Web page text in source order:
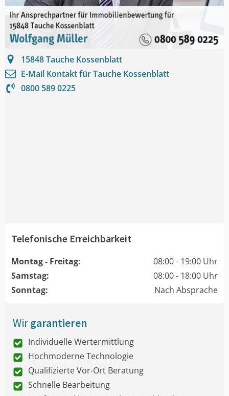
15848Tauche Kossenblatt
E-Mail Kontakt fürTauche Kossenblatt
0800 589 0225
Telefonische Erreichbarkeit
Montag - Freitag:
08:00 - 19:00 Uhr
Samstag:
08:00 - 18:00 Uhr
Sonntag:
Nach Absprache
Wirgarantieren
Individuelle Wertermittlung
Hochmoderne Technologie
Qualifizierte Vor-Ort Beratung
Schnelle Bearbeitung